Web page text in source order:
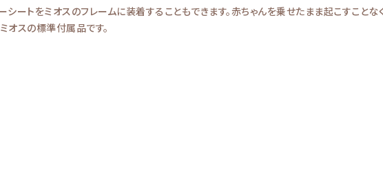
シートをミオスのフレームに装着することもできます。赤ちゃんを乗せたまま起こすこ
オスの標準付属品です。